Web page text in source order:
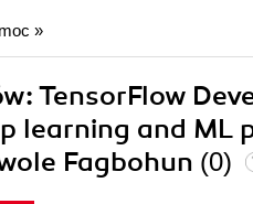
»
TensorFlow
learning and ML
Fagbohun (0)